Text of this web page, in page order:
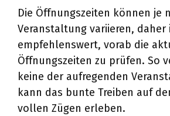
Die Öffnungszeiten können je
Veranstaltung variieren, daher
empfehlenswert, vorab die
Öffnungszeiten zu prüfen. So
keine der aufregenden
kann das bunte Treiben auf
vollen Zügen erleben.